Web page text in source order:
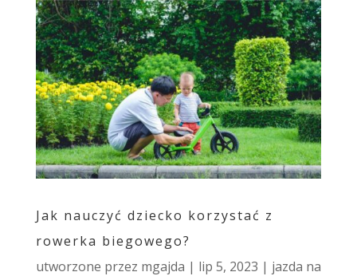
Jak nauczyć dziecko korzystać z
rowerka biegowego?
utworzone przez mgajda | lip 5, 2023 | jazda na